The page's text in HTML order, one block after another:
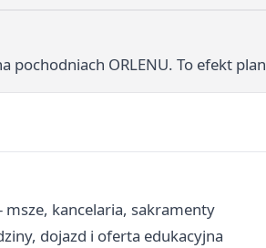
pochodniach ORLENU. To efekt
msze, kancelaria, sakramenty
dojazd i oferta edukacyjna